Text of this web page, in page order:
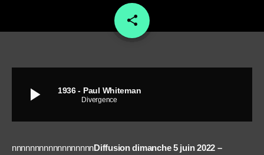
share
email
play_arrow 1936 - Paul Whiteman
Divergence
nnnnnnnnnnnnnnnnnnDiffusion dimanche 5 juin 2022 –